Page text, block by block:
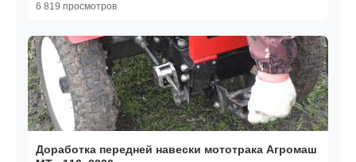
6 819 просмотров
Доработка передней навески мототрака Агромаш